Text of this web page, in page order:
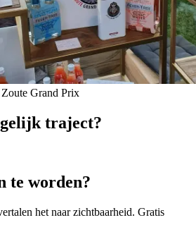
Grand Prix
traject?
te worden?
het naar zichtbaarheid. Gratis